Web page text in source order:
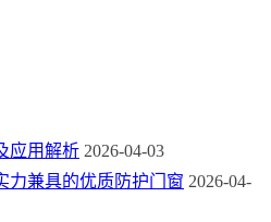
应用解析 2026-04-03
力兼具的优质防护门窗 2026-04-